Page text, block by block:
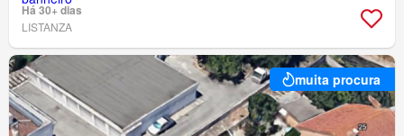
Há 30+ dias
LISTANZA
muita procura